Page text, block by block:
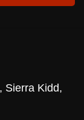
Sierra Kidd,